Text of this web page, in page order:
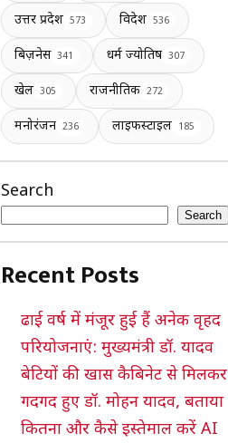
उत्तर प्रदेश 573 विदेश 536
बिज़नेस 341 धर्म ज्योतिष 307
खेल 305 राजनीतिक 272
मनोरंजन 236 लाइफस्टाइल 185
Search
Search
Recent Posts
ढाई वर्ष में मंजूर हुई हैं अनेक वृहद
परियोजनाएं: मुख्यमंत्री डॉ. यादव
बेटियों की खास कैबिनेट से मिलकर
गदगद हुए डॉ. मोहन यादव, बताया
कितना और कैसे इस्तेमाल करें AI